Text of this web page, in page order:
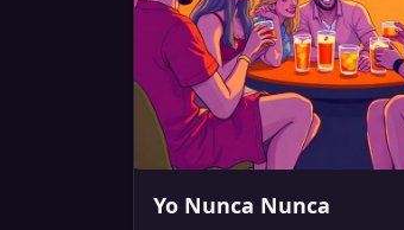
Yo Nunca Nunca